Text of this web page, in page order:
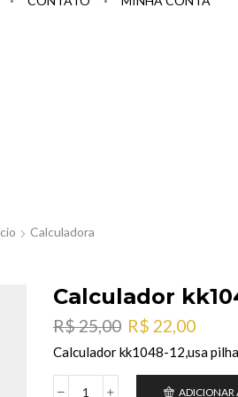
Calculadora
Calculador
R$25,00 O
preço
R$ 22,00O
preço
atual
é:
Calculador kk1048-12,usa pilha
ADICIONAR